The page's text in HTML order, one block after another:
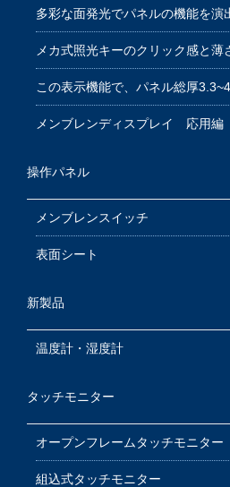
多彩な面発光でパネルの機能を演
メカ式照光キーのクリック感と薄
この表示機能で、パネル総厚
メンブレンディスプレイ 応用編
操作パネル
メンブレンスイッチ
表面シート
新製品
温度計・湿度計
タッチモニター
オープンフレームタッチモニター
組込式タッチモニター